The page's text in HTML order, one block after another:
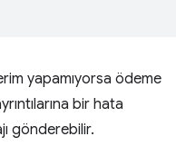
yapamıyorsa ödeme
bir hata
gönderebilir.